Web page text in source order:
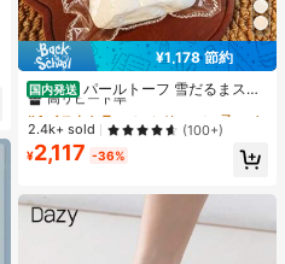
¥1,178 節約
国内発送 パールトーフ 雪だるまスク
イーズ スフレ 水感スクイーズ ペン
ダントストレス解消玩具 すくいーず
おもちゃ 押して抑えつつあった感情
を解放 めろじょいスクイーズ、スク
イーズ>ミ ズ カン スクイ ー、 水系
んすくいーず、 スクイーズ>カピバ
ラ、 誕生日、 スクイーズ水感、 す
いかんすくいーず、高品質 すくいー
#4 ベストセラー
に シリコーン 子供用フィジェットトイ
高リピート率
#4 ベストセラー
高リピート率
#4 ベストセラー
高リピート率
#4 ベストセラー
に シリコーン 子供用フィジェットトイ
2.4k+ sold (100+)
¥2,117 -36%